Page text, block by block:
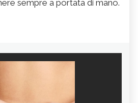
sempre a portata di mano.